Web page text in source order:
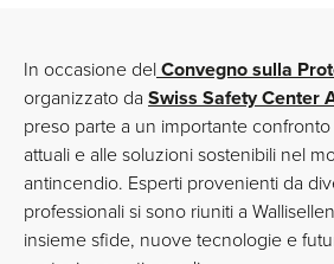
In occasione del Convegno sulla
organizzato da Swiss Safety Center
preso parte a un importante
attuali e alle soluzioni sostenibili nel
antincendio. Esperti provenienti da
professionali si sono riuniti a
insieme sfide, nuove tecnologie e